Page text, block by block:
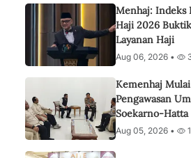
Menhaj: Indeks
Haji 2026
Layanan Haji
Aug 06, 2026 •
Kemenhaj
Pengawasan
Soekarno-Hatta
Aug 05, 2026 •